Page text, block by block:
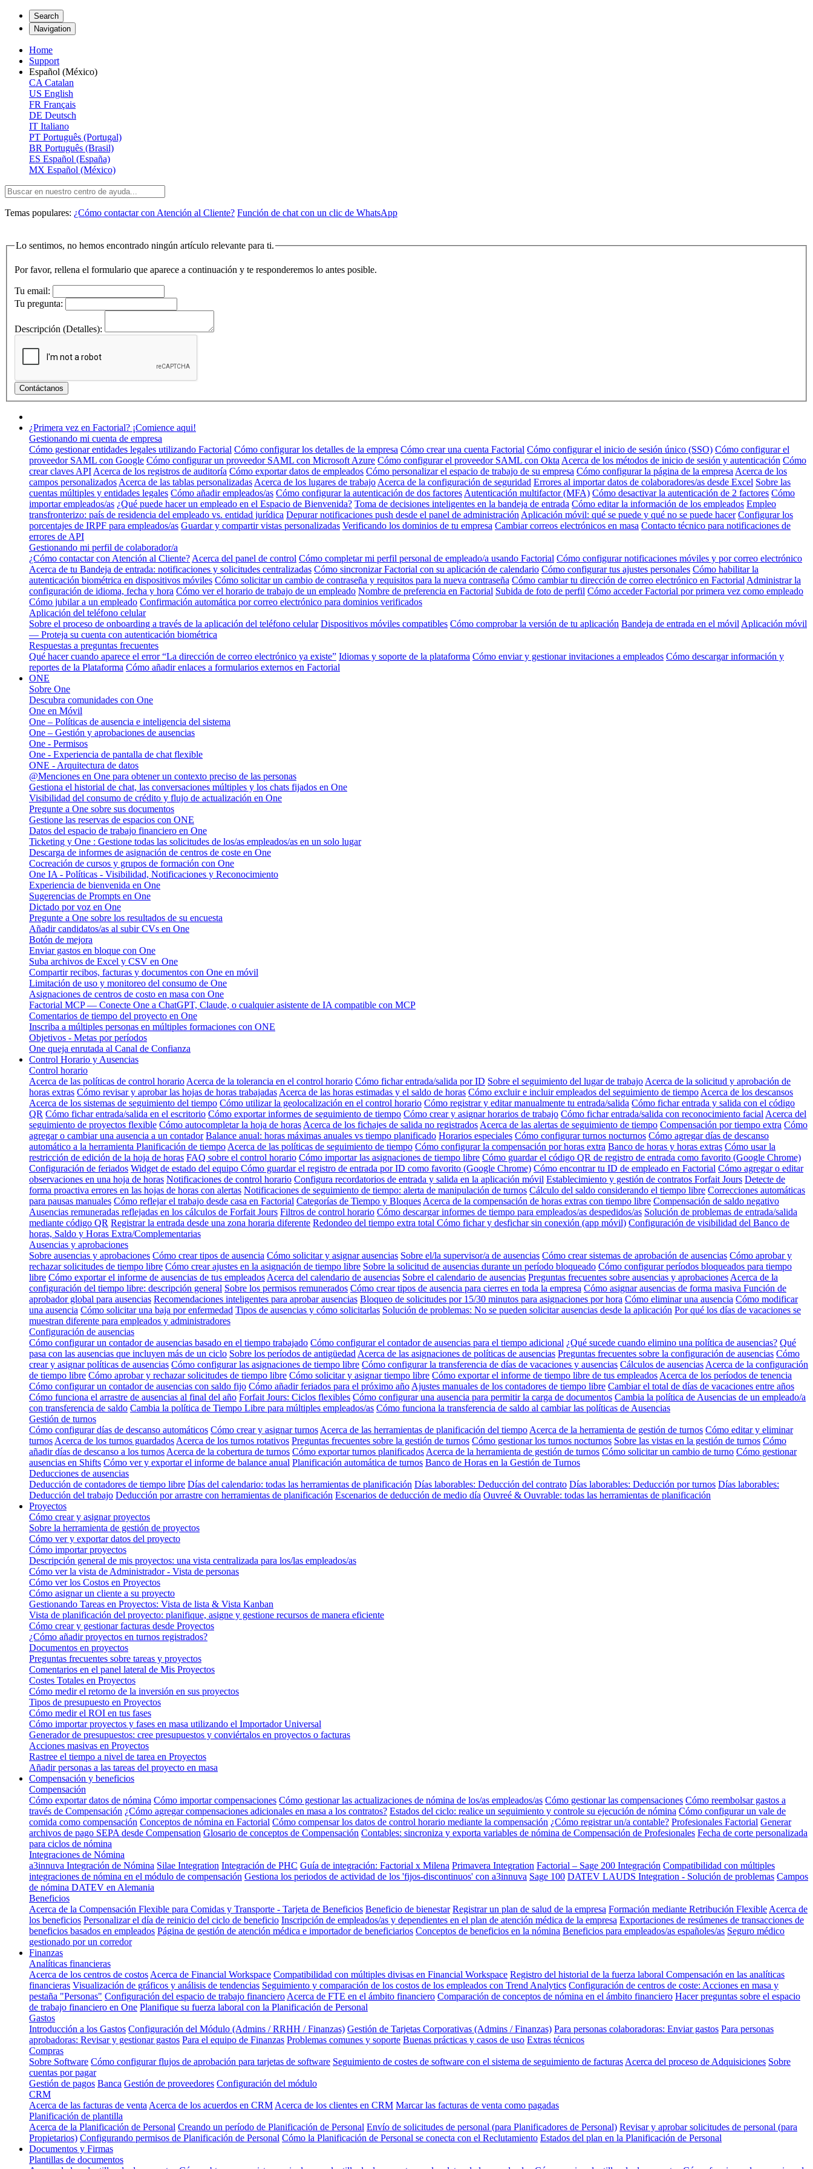
Search
Navigation
Home
Support
Español (México)
CA Catalan
US English
FR Français
DE Deutsch
IT Italiano
PT Português (Portugal)
BR Português (Brasil)
ES Español (España)
MX Español (México)
Temas populares: ¿Cómo contactar con Atención al Cliente? Función de chat con un clic de WhatsApp
Lo sentimos, no hemos encontrado ningún artículo relevante para ti.
Por favor, rellena el formulario que aparece a continuación y te responderemos lo antes posible.
Tu email:
Tu pregunta:
Descripción (Detalles):
¿Primera vez en Factorial? ¡Comience aqui!
Gestionando mi cuenta de empresa
Cómo gestionar entidades legales utilizando Factorial Cómo configurar los detalles de la empresa Cómo crear una cuenta Factorial Cómo configurar el inicio de sesión único (SSO) Cómo configurar el
proveedor SAML con Google Cómo configurar un proveedor SAML con Microsoft Azure Cómo configurar el proveedor SAML con Okta Acerca de los métodos de inicio de sesión y autenticación Cómo
crear claves API Acerca de los registros de auditoría Cómo exportar datos de empleados Cómo personalizar el espacio de trabajo de su empresa Cómo configurar la página de la empresa Acerca de los
campos personalizados Acerca de las tablas personalizadas Acerca de los lugares de trabajo Acerca de la configuración de seguridad Errores al importar datos de colaboradores/as desde Excel Sobre las
cuentas múltiples y entidades legales Cómo añadir empleados/as Cómo configurar la autenticación de dos factores Autenticación multifactor (MFA) Cómo desactivar la autenticación de 2 factores Cómo
importar empleados/as ¿Qué puede hacer un empleado en el Espacio de Bienvenida? Toma de decisiones inteligentes en la bandeja de entrada Cómo editar la información de los empleados Empleo
transfronterizo: país de residencia del empleado vs. entidad jurídica Depurar notificaciones push desde el panel de administración Aplicación móvil: qué se puede y qué no se puede hacer Configurar los
porcentajes de IRPF para empleados/as Guardar y compartir vistas personalizadas Verificando los dominios de tu empresa Cambiar correos electrónicos en masa Contacto técnico para notificaciones de
errores de API
Gestionando mi perfil de colaborador/a
¿Cómo contactar con Atención al Cliente? Acerca del panel de control Cómo completar mi perfil personal de empleado/a usando Factorial Cómo configurar notificaciones móviles y por correo electrónico
Acerca de tu Bandeja de entrada: notificaciones y solicitudes centralizadas Cómo sincronizar Factorial con su aplicación de calendario Cómo configurar tus ajustes personales Cómo habilitar la
autenticación biométrica en dispositivos móviles Cómo solicitar un cambio de contraseña y requisitos para la nueva contraseña Cómo cambiar tu dirección de correo electrónico en Factorial Administrar la
configuración de idioma, fecha y hora Cómo ver el horario de trabajo de un empleado Nombre de preferencia en Factorial Subida de foto de perfil Cómo acceder Factorial por primera vez como empleado
Cómo jubilar a un empleado Confirmación automática por correo electrónico para dominios verificados
Aplicación del teléfono celular
Sobre el proceso de onboarding a través de la aplicación del teléfono celular Dispositivos móviles compatibles Cómo comprobar la versión de tu aplicación Bandeja de entrada en el móvil Aplicación móvil
— Proteja su cuenta con autenticación biométrica
Respuestas a preguntas frecuentes
Qué hacer cuando aparece el error “La dirección de correo electrónico ya existe” Idiomas y soporte de la plataforma Cómo enviar y gestionar invitaciones a empleados Cómo descargar información y
reportes de la Plataforma Cómo añadir enlaces a formularios externos en Factorial
ONE
Sobre One
Descubra comunidades con One
One en Móvil
One – Políticas de ausencia e inteligencia del sistema
One – Gestión y aprobaciones de ausencias
One - Permisos
One - Experiencia de pantalla de chat flexible
ONE - Arquitectura de datos
@Menciones en One para obtener un contexto preciso de las personas
Gestiona el historial de chat, las conversaciones múltiples y los chats fijados en One
Visibilidad del consumo de crédito y flujo de actualización en One
Pregunte a One sobre sus documentos
Gestione las reservas de espacios con ONE
Datos del espacio de trabajo financiero en One
Ticketing y One : Gestione todas las solicitudes de los/as empleados/as en un solo lugar
Descarga de informes de asignación de centros de coste en One
Cocreación de cursos y grupos de formación con One
One IA - Políticas - Visibilidad, Notificaciones y Reconocimiento
Experiencia de bienvenida en One
Sugerencias de Prompts en One
Dictado por voz en One
Pregunte a One sobre los resultados de su encuesta
Añadir candidatos/as al subir CVs en One
Botón de mejora
Enviar gastos en bloque con One
Suba archivos de Excel y CSV en One
Compartir recibos, facturas y documentos con One en móvil
Limitación de uso y monitoreo del consumo de One
Asignaciones de centros de costo en masa con One
Factorial MCP — Conecte One a ChatGPT, Claude, o cualquier asistente de IA compatible con MCP
Comentarios de tiempo del proyecto en One
Inscriba a múltiples personas en múltiples formaciones con ONE
Objetivos - Metas por períodos
One queja enrutada al Canal de Confianza
Control Horario y Ausencias
Control horario
Acerca de las políticas de control horario Acerca de la tolerancia en el control horario Cómo fichar entrada/salida por ID Sobre el seguimiento del lugar de trabajo Acerca de la solicitud y aprobación de
horas extras Cómo revisar y aprobar las hojas de horas trabajadas Acerca de las horas estimadas y el saldo de horas Cómo excluir e incluir empleados del seguimiento de tiempo Acerca de los descansos
Acerca de los sistemas de seguimiento del tiempo Cómo utilizar la geolocalización en el control horario Cómo registrar y editar manualmente tu entrada/salida Cómo fichar entrada y salida con el código
QR Cómo fichar entrada/salida en el escritorio Cómo exportar informes de seguimiento de tiempo Cómo crear y asignar horarios de trabajo Cómo fichar entrada/salida con reconocimiento facial Acerca del
seguimiento de proyectos flexible Cómo autocompletar la hoja de horas Acerca de los fichajes de salida no registrados Acerca de las alertas de seguimiento de tiempo Compensación por tiempo extra Cómo
agregar o cambiar una ausencia a un contador Balance anual: horas máximas anuales vs tiempo planificado Horarios especiales Cómo configurar turnos nocturnos Cómo agregar días de descanso
automático a la herramienta Planificación de tiempo Acerca de las políticas de seguimiento de tiempo Cómo configurar la compensación por horas extra Banco de horas y horas extras Cómo usar la
restricción de edición de la hoja de horas FAQ sobre el control horario Cómo importar las asignaciones de tiempo libre Cómo guardar el código QR de registro de entrada como favorito (Google Chrome)
Configuración de feriados Widget de estado del equipo Cómo guardar el registro de entrada por ID como favorito (Google Chrome) Cómo encontrar tu ID de empleado en Factorial Cómo agregar o editar
observaciones en una hoja de horas Notificaciones de control horario Configura recordatorios de entrada y salida en la aplicación móvil Establecimiento y gestión de contratos Forfait Jours Detecte de
forma proactiva errores en las hojas de horas con alertas Notificaciones de seguimiento de tiempo: alerta de manipulación de turnos Cálculo del saldo considerando el tiempo libre Correcciones automáticas
para pausas manuales Cómo reflejar el trabajo desde casa en Factorial Categorías de Tiempo y Bloques Acerca de la compensación de horas extras con tiempo libre Compensación de saldo negativo
Ausencias remuneradas reflejadas en los cálculos de Forfait Jours Filtros de control horario Cómo descargar informes de tiempo para empleados/as despedidos/as Solución de problemas de entrada/salida
mediante código QR Registrar la entrada desde una zona horaria diferente Redondeo del tiempo extra total Cómo fichar y desfichar sin conexión (app móvil) Configuración de visibilidad del Banco de
horas, Saldo y Horas Extra/Complementarias
Ausencias y aprobaciones
Sobre ausencias y aprobaciones Cómo crear tipos de ausencia Cómo solicitar y asignar ausencias Sobre el/la supervisor/a de ausencias Cómo crear sistemas de aprobación de ausencias Cómo aprobar y
rechazar solicitudes de tiempo libre Cómo crear ajustes en la asignación de tiempo libre Sobre la solicitud de ausencias durante un período bloqueado Cómo configurar períodos bloqueados para tiempo
libre Cómo exportar el informe de ausencias de tus empleados Acerca del calendario de ausencias Sobre el calendario de ausencias Preguntas frecuentes sobre ausencias y aprobaciones Acerca de la
configuración del tiempo libre: descripción general Sobre los permisos remunerados Cómo crear tipos de ausencia para cierres en toda la empresa Cómo asignar ausencias de forma masiva Función de
aprobador global para ausencias Recomendaciones inteligentes para aprobar ausencias Bloqueo de solicitudes por 15/30 minutos para asignaciones por hora Cómo eliminar una ausencia Cómo modificar
una ausencia Cómo solicitar una baja por enfermedad Tipos de ausencias y cómo solicitarlas Solución de problemas: No se pueden solicitar ausencias desde la aplicación Por qué los días de vacaciones se
muestran diferente para empleados y administradores
Configuración de ausencias
Cómo configurar un contador de ausencias basado en el tiempo trabajado Cómo configurar el contador de ausencias para el tiempo adicional ¿Qué sucede cuando elimino una política de ausencias? Qué
pasa con las ausencias que incluyen más de un ciclo Sobre los períodos de antigüedad Acerca de las asignaciones de políticas de ausencias Preguntas frecuentes sobre la configuración de ausencias Cómo
crear y asignar políticas de ausencias Cómo configurar las asignaciones de tiempo libre Cómo configurar la transferencia de días de vacaciones y ausencias Cálculos de ausencias Acerca de la configuración
de tiempo libre Cómo aprobar y rechazar solicitudes de tiempo libre Cómo solicitar y asignar tiempo libre Cómo exportar el informe de tiempo libre de tus empleados Acerca de los períodos de tenencia
Cómo configurar un contador de ausencias con saldo fijo Cómo añadir feriados para el próximo año Ajustes manuales de los contadores de tiempo libre Cambiar el total de días de vacaciones entre años
Cómo funciona el arrastre de ausencias al final del año Forfait Jours: Ciclos flexibles Cómo configurar una ausencia para permitir la carga de documentos Cambia la política de Ausencias de un empleado/a
con transferencia de saldo Cambia la política de Tiempo Libre para múltiples empleados/as Cómo funciona la transferencia de saldo al cambiar las políticas de Ausencias
Gestión de turnos
Cómo configurar días de descanso automáticos Cómo crear y asignar turnos Acerca de las herramientas de planificación del tiempo Acerca de la herramienta de gestión de turnos Cómo editar y eliminar
turnos Acerca de los turnos guardados Acerca de los turnos rotativos Preguntas frecuentes sobre la gestión de turnos Cómo gestionar los turnos nocturnos Sobre las vistas en la gestión de turnos Cómo
añadir días de descanso a los turnos Acerca de la cobertura de turnos Cómo exportar turnos planificados Acerca de la herramienta de gestión de turnos Cómo solicitar un cambio de turno Cómo gestionar
ausencias en Shifts Cómo ver y exportar el informe de balance anual Planificación automática de turnos Banco de Horas en la Gestión de Turnos
Deducciones de ausencias
Deducción de contadores de tiempo libre Días del calendario: todas las herramientas de planificación Días laborables: Deducción del contrato Días laborables: Deducción por turnos Días laborables:
Deducción del trabajo Deducción por arrastre con herramientas de planificación Escenarios de deducción de medio día Ouvreé & Ouvrable: todas las herramientas de planificación
Proyectos
Cómo crear y asignar proyectos
Sobre la herramienta de gestión de proyectos
Cómo ver y exportar datos del proyecto
Cómo importar proyectos
Descripción general de mis proyectos: una vista centralizada para los/las empleados/as
Cómo ver la vista de Administrador - Vista de personas
Cómo ver los Costos en Proyectos
Cómo asignar un cliente a su proyecto
Gestionando Tareas en Proyectos: Vista de lista & Vista Kanban
Vista de planificación del proyecto: planifique, asigne y gestione recursos de manera eficiente
Cómo crear y gestionar facturas desde Proyectos
¿Cómo añadir proyectos en turnos registrados?
Documentos en proyectos
Preguntas frecuentes sobre tareas y proyectos
Comentarios en el panel lateral de Mis Proyectos
Costes Totales en Proyectos
Cómo medir el retorno de la inversión en sus proyectos
Tipos de presupuesto en Proyectos
Cómo medir el ROI en tus fases
Cómo importar proyectos y fases en masa utilizando el Importador Universal
Generador de presupuestos: cree presupuestos y conviértalos en proyectos o facturas
Acciones masivas en Proyectos
Rastree el tiempo a nivel de tarea en Proyectos
Añadir personas a las tareas del proyecto en masa
Compensación y beneficios
Compensación
Cómo exportar datos de nómina Cómo importar compensaciones Cómo gestionar las actualizaciones de nómina de los/as empleados/as Cómo gestionar las compensaciones Cómo reembolsar gastos a
través de Compensación ¿Cómo agregar compensaciones adicionales en masa a los contratos? Estados del ciclo: realice un seguimiento y controle su ejecución de nómina Cómo configurar un vale de
comida como compensación Conceptos de nómina en Factorial Cómo compensar los datos de control horario mediante la compensación ¿Cómo registrar un/a contable? Profesionales Factorial Generar
archivos de pago SEPA desde Compensation Glosario de conceptos de Compensación Contables: sincroniza y exporta variables de nómina de Compensación de Profesionales Fecha de corte personalizada
para ciclos de nómina
Integraciones de Nómina
a3innuva Integración de Nómina Silae Integration Integración de PHC Guía de integración: Factorial x Milena Primavera Integration Factorial – Sage 200 Integración Compatibilidad con múltiples
integraciones de nómina en el módulo de compensación Gestiona los periodos de actividad de los 'fijos-discontinuos' con a3innuva Sage 100 DATEV LAUDS Integration - Solución de problemas Campos
de nómina DATEV en Alemania
Beneficios
Acerca de la Compensación Flexible para Comidas y Transporte - Tarjeta de Beneficios Beneficio de bienestar Registrar un plan de salud de la empresa Formación mediante Retribución Flexible Acerca de
los beneficios Personalizar el día de reinicio del ciclo de beneficio Inscripción de empleados/as y dependientes en el plan de atención médica de la empresa Exportaciones de resúmenes de transacciones de
beneficios basados en empleados Página de gestión de atención médica e importador de beneficiarios Conceptos de beneficios en la nómina Beneficios para empleados/as españoles/as Seguro médico
gestionado por un corredor
Finanzas
Analíticas financieras
Acerca de los centros de costos Acerca de Financial Workspace Compatibilidad con múltiples divisas en Financial Workspace Registro del historial de la fuerza laboral Compensación en las analíticas
financieras Visualización de gráficos y análisis de tendencias Seguimiento y comparación de los costos de los empleados con Trend Analytics Configuración de centros de coste: Acciones en masa y
pestaña "Personas" Configuración del espacio de trabajo financiero Acerca de FTE en el ámbito financiero Comparación de conceptos de nómina en el ámbito financiero Hacer preguntas sobre el espacio
de trabajo financiero en One Planifique su fuerza laboral con la Planificación de Personal
Gastos
Introducción a los Gastos Configuración del Módulo (Admins / RRHH / Finanzas) Gestión de Tarjetas Corporativas (Admins / Finanzas) Para personas colaboradoras: Enviar gastos Para personas
aprobadoras: Revisar y gestionar gastos Para el equipo de Finanzas Problemas comunes y soporte Buenas prácticas y casos de uso Extras técnicos
Compras
Sobre Software Cómo configurar flujos de aprobación para tarjetas de software Seguimiento de costes de software con el sistema de seguimiento de facturas Acerca del proceso de Adquisiciones Sobre
cuentas por pagar
Gestión de pagos Banca Gestión de proveedores Configuración del módulo
CRM
Acerca de las facturas de venta Acerca de los acuerdos en CRM Acerca de los clientes en CRM Marcar las facturas de venta como pagadas
Planificación de plantilla
Acerca de la Planificación de Personal Creando un período de Planificación de Personal Envío de solicitudes de personal (para Planificadores de Personal) Revisar y aprobar solicitudes de personal (para
Propietarios) Configurando permisos de Planificación de Personal Cómo la Planificación de Personal se conecta con el Reclutamiento Estados del plan en la Planificación de Personal
Documentos y Firmas
Plantillas de documentos